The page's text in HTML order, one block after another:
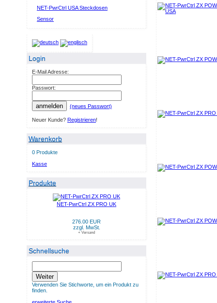
NET-PwrCtrl USA Steckdosen
Sensor
Login
E-Mail Adresse:
Passwort:
anmelden (neues Passwort)
Neuer Kunde? Registrieren!
Warenkorb
0 Produkte
Kasse
Produkte
NET-PwrCtrl ZX PRO UK
276.00 EUR
zzgl. MwSt.
+ Versand
Schnellsuche
Weiter
Verwenden Sie Stichworte, um ein Produkt zu
finden.